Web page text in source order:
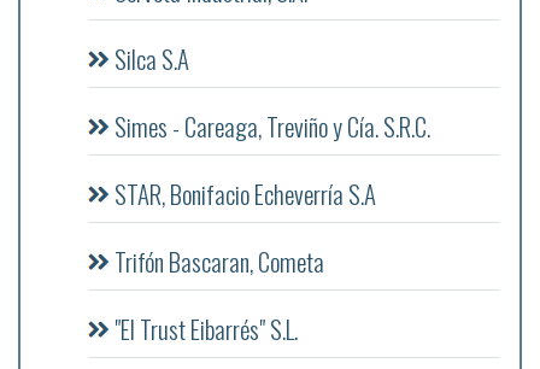
Silca S.A
Simes - Careaga, Treviño y Cía. S.R.C.
STAR, Bonifacio Echeverría S.A
Trifón Bascaran, Cometa
"El Trust Eibarrés" S.L.